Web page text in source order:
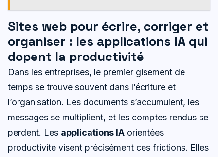
Sites web pour écrire, corriger et
organiser : les applications IA qui
dopent la productivité
Dans les entreprises, le premier gisement de
temps se trouve souvent dans l’écriture et
l’organisation. Les documents s’accumulent, les
messages se multiplient, et les comptes rendus se
perdent. Les applications IA orientées
productivité visent précisément ces frictions. Elles